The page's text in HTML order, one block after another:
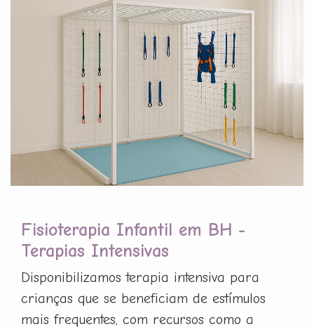
Fisioterapia Infantil em BH -
Terapias Intensivas
Disponibilizamos terapia intensiva para
crianças que se beneficiam de estímulos
mais frequentes, com recursos como a